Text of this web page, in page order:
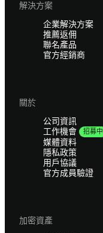
解決方案
企業解決方案
推薦返佣
聯名產品
官方經銷商
關於
公司資訊
工作機會
招募中
媒體資料
隱私政策
用戶協議
官方成員驗證
加密資產